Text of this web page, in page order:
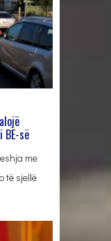
së
me
të sjellë